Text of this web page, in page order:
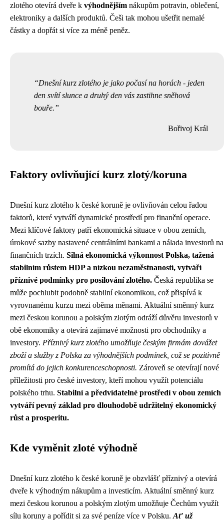
zlotého otevírá dveře k výhodnějším nákupům potravin, oblečení,
elektroniky a dalších produktů. Češi tak mohou ušetřit nemalé
částky a dopřát si více za méně peněz.
Dnešní kurz zlotého je jako počasí na horách - jeden
den svítí slunce a druhý den vás zastihne sněhová
bouře.
Bořivoj Král
Faktory ovlivňující kurz zlotý/koruna
Dnešní kurz zlotého k české koruně je ovlivňován celou řadou
faktorů, které vytváří dynamické prostředí pro finanční operace.
Mezi klíčové faktory patří ekonomická situace v obou zemích,
úrokové sazby nastavené centrálními bankami a nálada investorů na
finančních trzích. Silná ekonomická výkonnost Polska, tažená
stabilním růstem HDP a nízkou nezaměstnaností, vytváří
příznivé podmínky pro posilování zlotého. Česká republika se
může pochlubit podobně stabilní ekonomikou, což přispívá k
vyrovnanému kurzu mezi oběma měnami. Aktuální směnný kurz
mezi českou korunou a polským zlotým odráží důvěru investorů v
obě ekonomiky a otevírá zajímavé možnosti pro obchodníky a
investory. Příznivý kurz zlotého umožňuje českým firmám dovážet
zboží a služby z Polska za výhodnějších podmínek, což se pozitivně
promítá do jejich konkurenceschopnosti. Zároveň se otevírají nové
příležitosti pro české investory, kteří mohou využít potenciálu
polského trhu. Stabilní a předvídatelné prostředí v obou zemích
vytváří pevný základ pro dlouhodobě udržitelný ekonomický
růst a prosperitu.
Kde vyměnit zloté výhodně
Dnešní kurz zlotého k české koruně je obzvlášť příznivý a otevírá
dveře k výhodným nákupům a investicím. Aktuální směnný kurz
mezi českou korunou a polským zlotým umožňuje Čechům využít
sílu koruny a pořídit si za své peníze více v Polsku. Ať už